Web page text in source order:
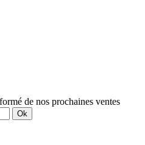
de nos prochaines ventes
Ok